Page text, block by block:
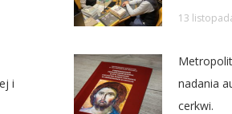
13
i
nadania
cerkwi.